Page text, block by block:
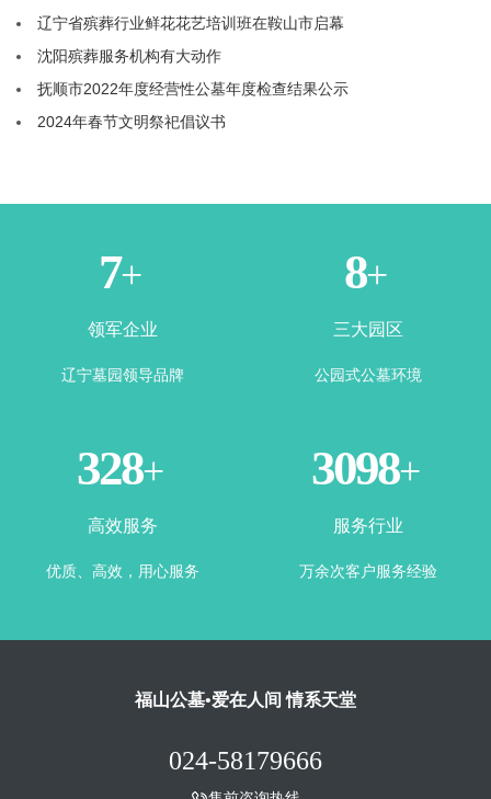
辽宁省殡葬行业鲜花花艺培训班在鞍山市启幕
沈阳殡葬服务机构有大动作
抚顺市2022年度经营性公墓年度检查结果公示
2024年春节文明祭祀倡议书
2+
领军企业
辽宁墓园领导品牌
4+
三大园区
公园式公墓环境
360+
高效服务
优质、高效，用心服务
3443+
服务行业
万余次客户服务经验
福山公墓•爱在人间 情系天堂
024-58179666